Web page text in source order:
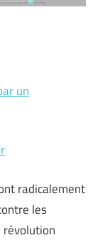
un
radicalement
les
révolution